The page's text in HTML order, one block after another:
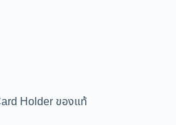
Holder ของแท้